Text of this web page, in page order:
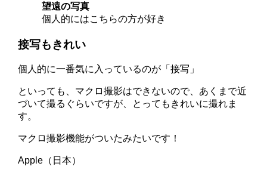
望遠の写真
個人的にはこちらの方が好き
接写もきれい
個人的に一番気に入っているのが「接写」
といっても、マクロ撮影はできないので、あくまで近
づいて撮るぐらいですが、とってもきれいに撮れま
す。
マクロ撮影機能がついたみたいです！
Apple（日本）